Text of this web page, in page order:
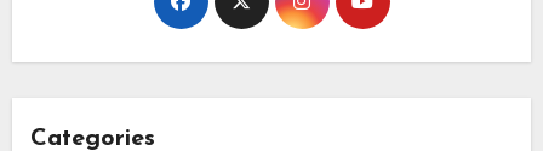
Categories